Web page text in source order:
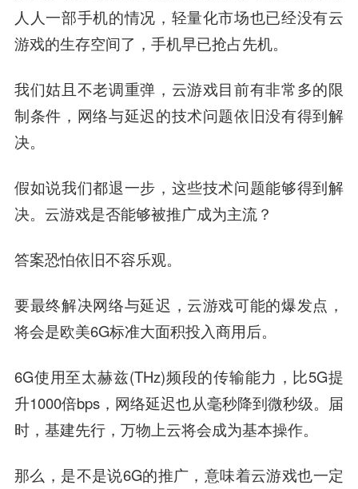
人人一部手机的情况，轻量化市场也已经没有云
游戏的生存空间了，手机早已抢占先机。
我们姑且不老调重弹，云游戏目前有非常多的限
制条件， 网络与延迟的技术问题依旧没有得到解
决。
假如说我们都退一步，这些技术问题能够得到解
决。云游戏是否能够被推广成为主流？
答案恐怕依旧不容乐观。
要最终解决网络与延迟， 云游戏可能的爆发点，
将会是欧美6G标准大面积投入商用后。
6G使用至太赫兹(THz)频段的传输能力，比5G提
升1000倍bps，网络延迟也从毫秒降到微秒级。届
时，基建先行，万物上云将会成为基本操作。
那么，是不是说6G的推广，意味着云游戏也一定